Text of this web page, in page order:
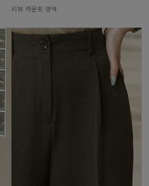
리뷰 카운트 영역